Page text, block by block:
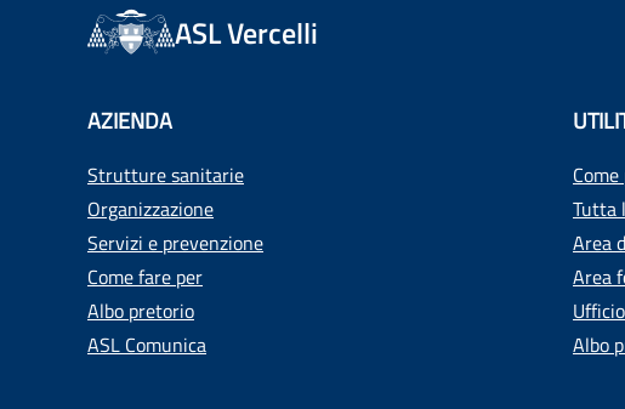
ASL Vercelli
AZIENDA
Strutture sanitarie
Organizzazione
Servizi e prevenzione
Come fare per
Albo pretorio
ASL Comunica
Tutta
Area
Area
Albo